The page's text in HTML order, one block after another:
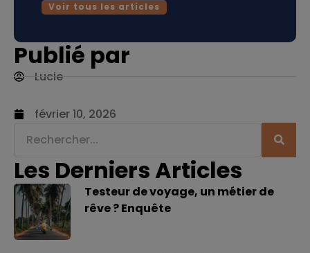
Voir tous les articles
Publié par
Lucie
février 10, 2026
Les Derniers Articles
Testeur de voyage, un métier de
rêve ? Enquête